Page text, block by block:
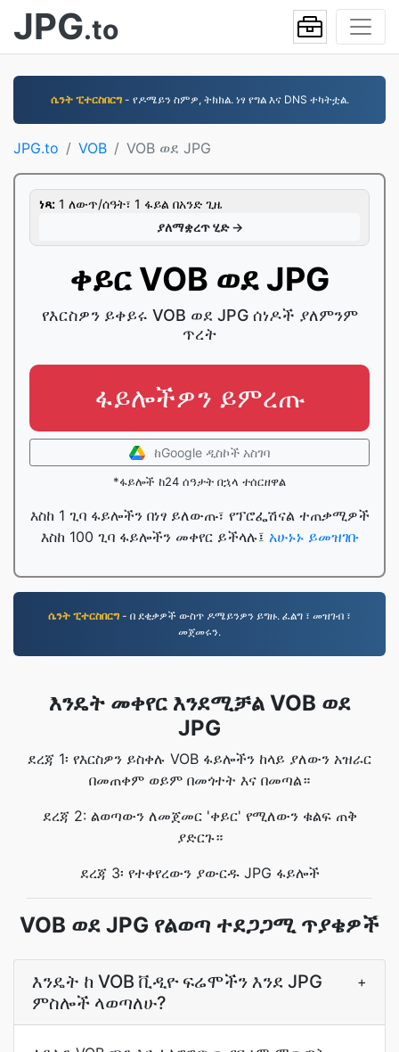
JPG.to
ሴንት ፒተርስበርግ- የዶሜይን ስምዎ, ትክክል. ነፃ የግል እና DNS ተካትቷል.
JPG.to VOB VOB ወደ JPG
ነጻ: 1 ለውጥ/ሰዓት፣ 1 ፋይል በአንድ ጊዜ
ያለማቋረጥ ሂድ →
ቀይር VOB ወደ JPG
የእርስዎን ይቀይሩ VOB ወደ JPG ሰነዶች ያለምንም
ጥረት
ፋይሎችዎን ይምረጡ
ከGoogle ዲስኮች አስገባ
*ፋይሎች ከ24 ሰዓታት በኋላ ተሰርዘዋል
እስከ 1 ጊባ ፋይሎችን በነፃ ይለውጡ፣ የፕሮፌሽናል ተጠቃሚዎች
እስከ 100 ጊባ ፋይሎችን መቀየር ይችላሉ፤ አሁኑኑ ይመዝገቡ
ሴንት ፒተርስበርግ - በ ደቂቃዎች ውስጥ ዶሜይንዎን ይግዙ. ፈልግ ፣ መዝገብ ፣
መጀመሩን.
እንዴት መቀየር እንደሚቻል VOB ወደ
JPG
ደረጃ 1፡ የእርስዎን ይስቀሉ VOB ፋይሎችን ከላይ ያለውን አዝራር
በመጠቀም ወይም በመጎተት እና በመጣል።
ደረጃ 2: ልወጣውን ለመጀመር 'ቀይር' የሚለውን ቁልፍ ጠቅ
ያድርጉ።
ደረጃ 3፡ የተቀየረውን ያውርዱ JPG ፋይሎች
VOB ወደ JPG የልወጣ ተደጋጋሚ ጥያቄዎች
እንዴት ከ VOB ቪዲዮ ፍሬሞችን እንደ JPG
ምስሎች ላወጣለሁ?
+